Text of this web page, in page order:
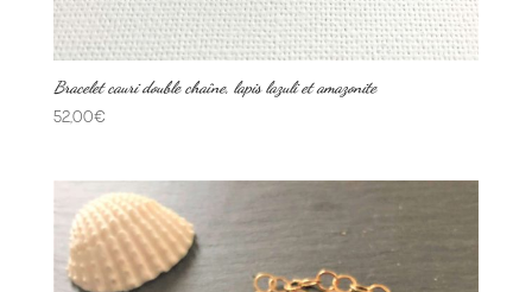
Bracelet cauri double chaîne, lapis lazuli et amazonite
52,00€